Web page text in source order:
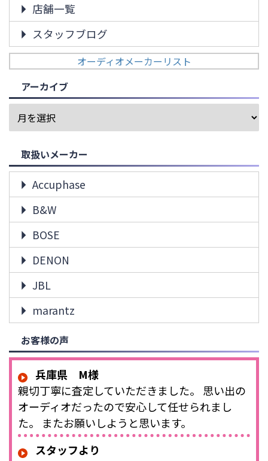
店舗一覧
スタッフブログ
オーディオメーカーリスト
アーカイブ
取扱いメーカー
Accuphase
B&W
BOSE
DENON
JBL
marantz
お客様の声
兵庫県 M様
親切丁寧に査定していただきました。 思い出の
オーディオだったので安心して任せられまし
た。 またお願いしようと思います。
スタッフより